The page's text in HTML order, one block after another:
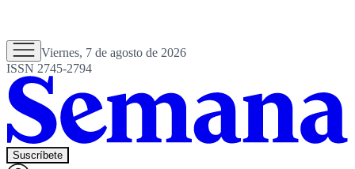
Viernes, 7 de agosto de 2026
ISSN 2745-2794
Suscríbete